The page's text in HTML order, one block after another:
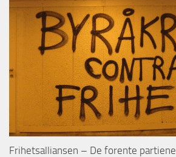
Frihetsalliansen – De forente partiene